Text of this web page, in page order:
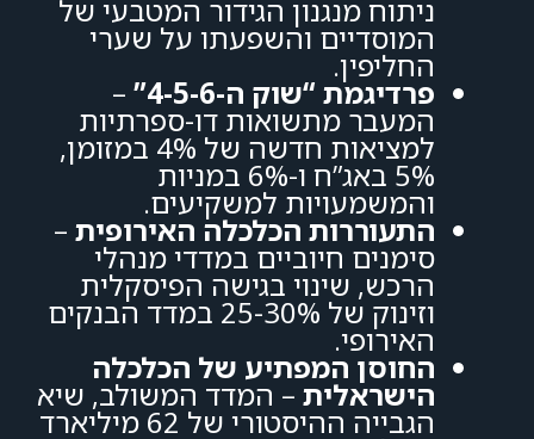
ניתוח מנגנון הגידור המטבעי של
המוסדיים והשפעתו על שערי
החליפין.
פרדיגמת “שוק ה-4-5-6” –
המעבר מתשואות דו-ספרתיות
למציאות חדשה של 4% במזומן,
5% באג”ח ו-6% במניות
והמשמעויות למשקיעים.
התעוררות הכלכלה האירופית –
סימנים חיוביים במדדי מנהלי
הרכש, שינוי בגישה הפיסקלית
וזינוק של 25-30% במדד הבנקים
האירופי.
החוסן המפתיע של הכלכלה
הישראלית – המדד המשולב, שיא
הגבייה ההיסטורי של 62 מיליארד